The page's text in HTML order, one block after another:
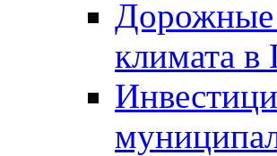
Дорожные
климата в